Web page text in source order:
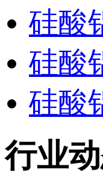
硅酸
硅酸
硅酸
行业